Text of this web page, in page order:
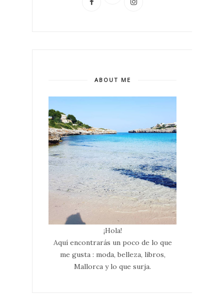
ABOUT ME
¡Hola!
Aquí encontrarás un poco de lo que
me gusta : moda, belleza, libros,
Mallorca y lo que surja.